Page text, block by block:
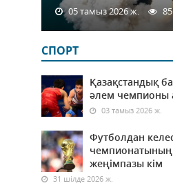
05 тамыз 2026 ж. 85
СПОРТ
Қазақстандық
әлем чемпионы
03 тамыз 2026 ж.
Футболдан
чемпионатының
жеңімпазы кім
31 шілде 2026 ж.